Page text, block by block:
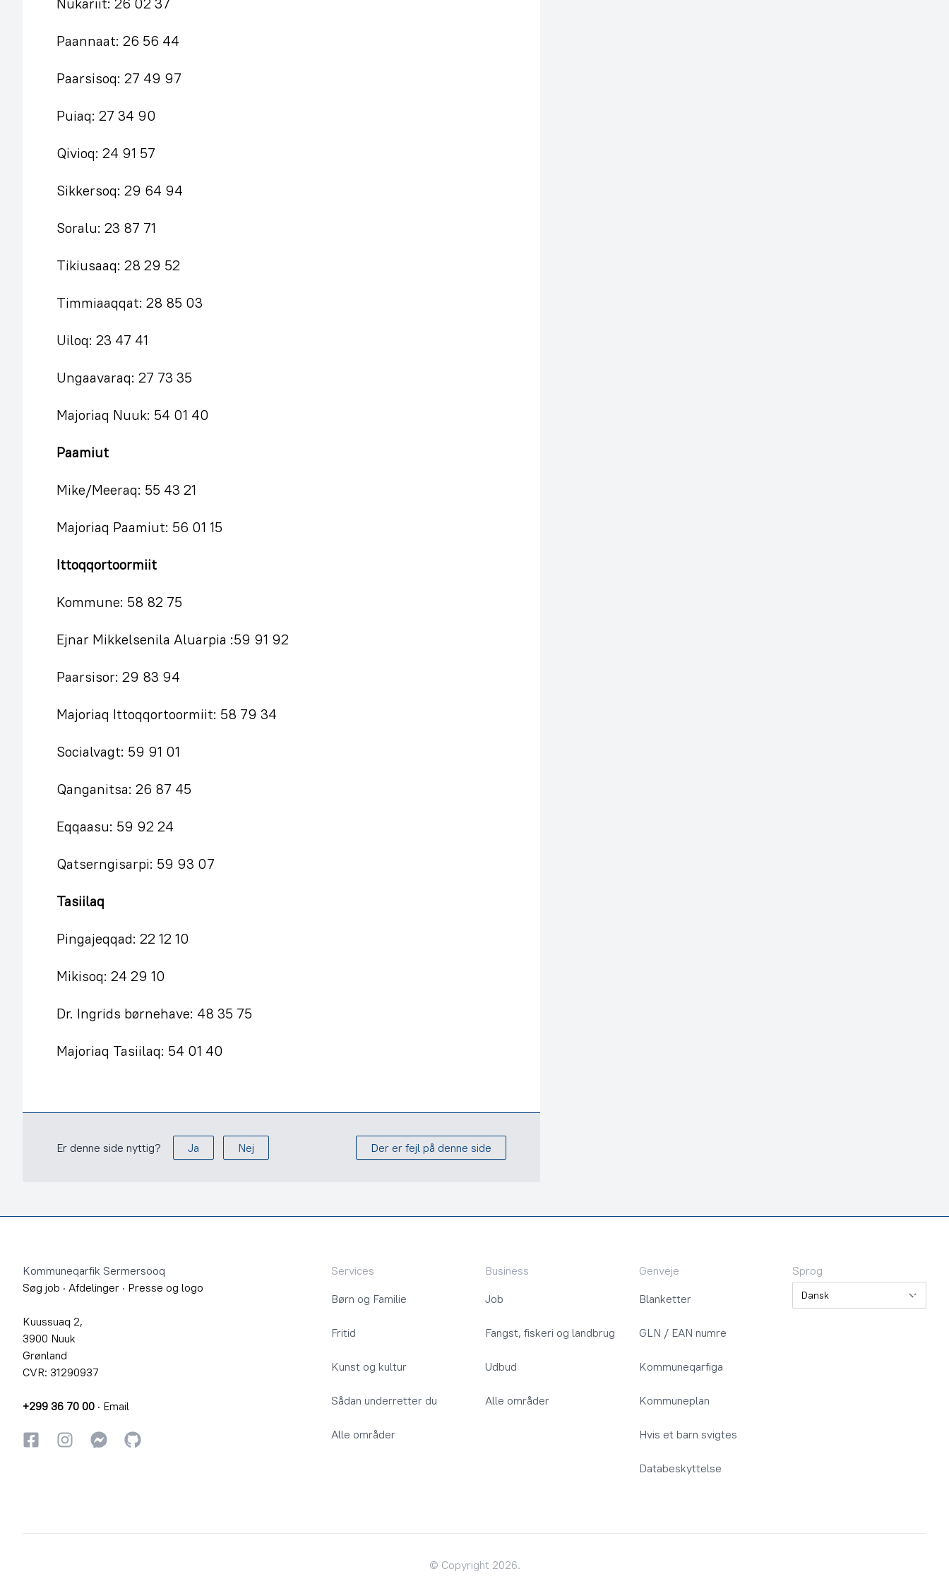
Paannaat: 26 56 44
Paarsisoq: 27 49 97
Puiaq: 27 34 90
Qivioq: 24 91 57
Sikkersoq: 29 64 94
Soralu: 23 87 71
Tikiusaaq: 28 29 52
Timmiaaqqat: 28 85 03
Uiloq: 23 47 41
Ungaavaraq: 27 73 35
Majoriaq Nuuk: 54 01 40
Paamiut
Mike/Meeraq: 55 43 21
Majoriaq Paamiut: 56 01 15
Ittoqqortoormiit
Kommune: 58 82 75
Ejnar Mikkelsenila Aluarpia :59 91 92
Paarsisor: 29 83 94
Majoriaq Ittoqqortoormiit: 58 79 34
Socialvagt: 59 91 01
Qanganitsa: 26 87 45
Eqqaasu: 59 92 24
Qatserngisarpi: 59 93 07
Tasiilaq
Pingajeqqad: 22 12 10
Mikisoq: 24 29 10
Dr. Ingrids børnehave: 48 35 75
Majoriaq Tasiilaq: 54 01 40
Er denne side nyttig? Ja Nej Der er fejl på denne side
Kommuneqarfik Sermersooq
Søg job · Afdelinger · Presse og logo
Kuussuaq 2,
3900 Nuuk
Grønland
CVR: 31290937
+299 36 70 00 · Email
FacebookInstagramInstagram
GitHub
Services
Børn og Familie
Fritid
Kunst og kultur
Sådan underretter du
Alle områder
Business
Job
Fangst, fiskeri og landbrug
Udbud
Alle områder
Genveje
Blanketter
GLN / EAN numre
Kommuneqarfiga
Kommuneplan
Hvis et barn svigtes
Databeskyttelse
Sprog
Sprog
© Copyright 2026.